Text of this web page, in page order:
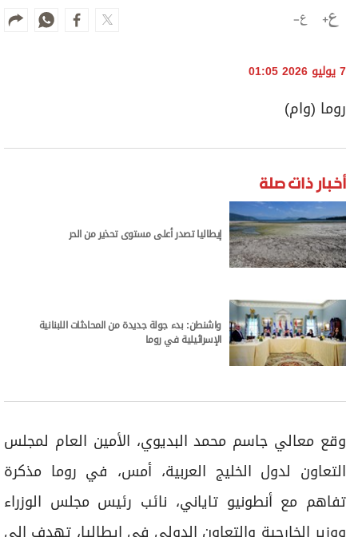
7 يوليو 2026 01:05
روما (وام)
أخبار ذات صلة
إيطاليا تصدر أعلى مستوى تحذير من الحر
واشنطن: بدء جولة جديدة من المحادثات اللبنانية
الإسرائيلية في روما
وقع معالي جاسم محمد البديوي، الأمين العام لمجلس
التعاون لدول الخليج العربية، أمس، في روما مذكرة
تفاهم مع أنطونيو تاياني، نائب رئيس مجلس الوزراء